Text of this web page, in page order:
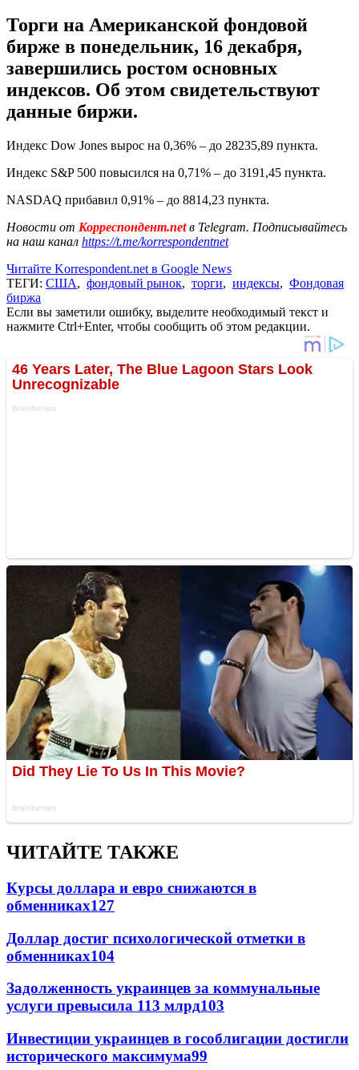
Торги на Американской фондовой
бирже в понедельник, 16 декабря,
завершились ростом основных
индексов. Об этом свидетельствуют
данные биржи.
Индекс Dow Jones вырос на 0,36% – до 28235,89 пункта.
Индекс S&P 500 повысился на 0,71% – до 3191,45 пункта.
NASDAQ прибавил 0,91% – до 8814,23 пункта.
Новости от Корреспондент.netв Telegram. Подписывайтесь
на наш канал https://t.me/korrespondentnet
Читайте Korrespondent.net в Google News
ТЕГИ: США, фондовый рынок, торги, индексы, Фондовая
биржа
Если вы заметили ошибку, выделите необходимый текст и
нажмите Ctrl+Enter, чтобы сообщить об этом редакции.
ЧИТАЙТЕ ТАКЖЕ
Курсы доллара и евро снижаются в
обменниках127
Доллар достиг психологической отметки в
обменниках104
Задолженность украинцев за коммунальные
услуги превысила 113 млрд103
Инвестиции украинцев в гособлигации достигли
исторического максимума99